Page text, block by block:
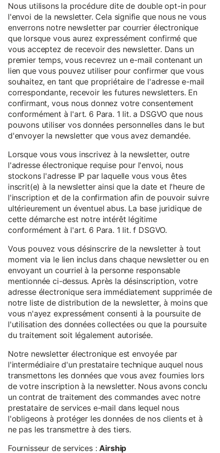
Nous utilisons la procédure dite de double opt-in pour
l'envoi de la newsletter. Cela signifie que nous ne vous
enverrons notre newsletter par courrier électronique
que lorsque vous aurez expressément confirmé que
vous acceptez de recevoir des newsletter. Dans un
premier temps, vous recevrez un e-mail contenant un
lien que vous pouvez utiliser pour confirmer que vous
souhaitez, en tant que propriétaire de l'adresse e-mail
correspondante, recevoir les futures newsletters. En
confirmant, vous nous donnez votre consentement
conformément à l'art. 6 Para. 1 lit. a DSGVO que nous
pouvons utiliser vos données personnelles dans le but
d'envoyer la newsletter que vous avez demandée.
Lorsque vous vous inscrivez à la newsletter, outre
l'adresse électronique requise pour l'envoi, nous
stockons l'adresse IP par laquelle vous vous êtes
inscrit(e) à la newsletter ainsi que la date et l'heure de
l'inscription et de la confirmation afin de pouvoir suivre
ultérieurement un éventuel abus. La base juridique de
cette démarche est notre intérêt légitime
conformément à l'art. 6 Para. 1 lit. f DSGVO.
Vous pouvez vous désinscrire de la newsletter à tout
moment via le lien inclus dans chaque newsletter ou en
envoyant un courriel à la personne responsable
mentionnée ci-dessus. Après la désinscription, votre
adresse électronique sera immédiatement supprimée de
notre liste de distribution de la newsletter, à moins que
vous n'ayez expressément consenti à la poursuite de
l'utilisation des données collectées ou que la poursuite
du traitement soit légalement autorisée.
Notre newsletter électronique est envoyée par
l'intermédiaire d'un prestataire technique auquel nous
transmettons les données que vous avez fournies lors
de votre inscription à la newsletter. Nous avons conclu
un contrat de traitement des commandes avec notre
prestataire de services e-mail dans lequel nous
l'obligeons à protéger les données de nos clients et à
ne pas les transmettre à des tiers.
Fournisseur de services :Airship